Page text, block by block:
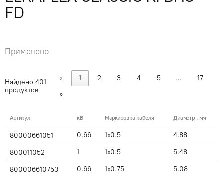
FD
Применено
Найдено 401
продуктов
« 1 2 3 4 5 …
17
»
Артикул кВ Маркировка кабеля Диаметр , мм
80000661051 0.66 1x0.5 4.88
800011052 1 1x0.5 5.48
800006610753 0.66 1x0.75 5.08